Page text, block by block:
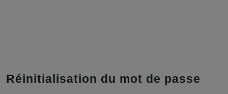
BOUTIQUE
Réinitialisation du mot de passe